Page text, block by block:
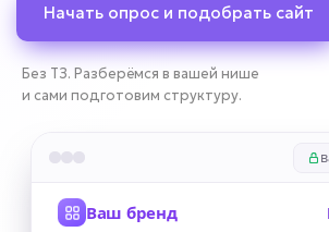
Начать опрос и подобрать сайт
Без ТЗ. Разберёмся в вашей нише
и сами подготовим структуру.